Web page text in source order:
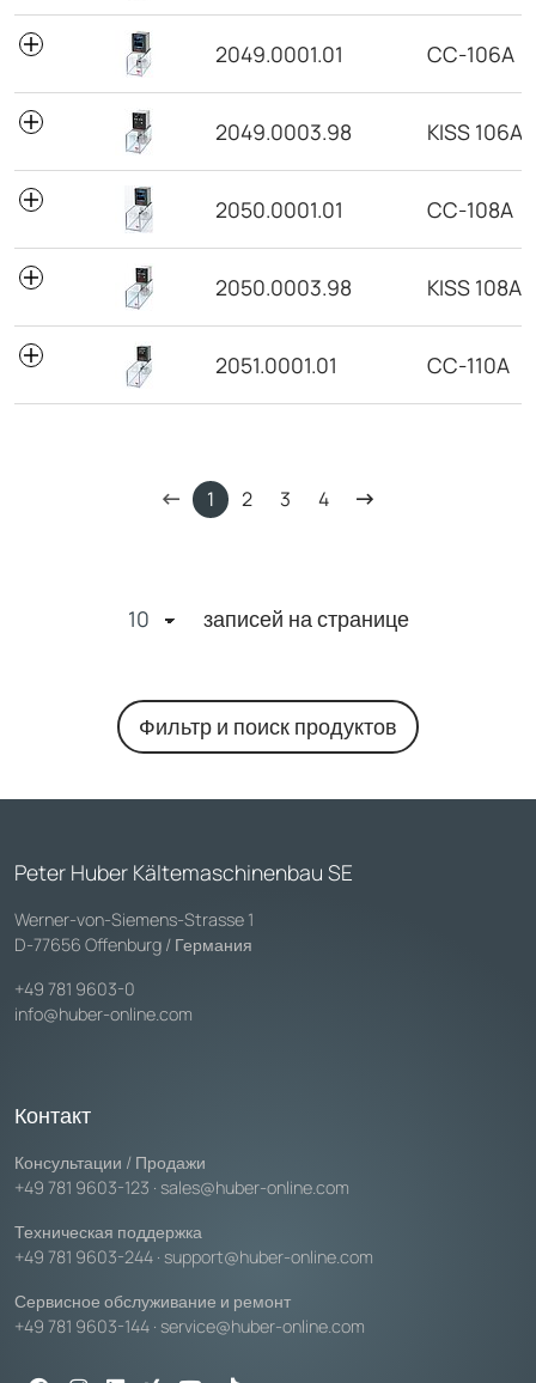
2049.0001.01 CC-106A
2049.0003.98 KISS 106A
2050.0001.01 CC-108A
2050.0003.98 KISS 108A
2051.0001.01 CC-110A
1 2 3 4
записей на странице
Фильтр и поиск продуктов
Peter Huber Kältemaschinenbau SE
Werner-von-Siemens-Strasse 1
D-77656 Offenburg / Германия
+49 781 9603-0
info@huber-online.com
Контакт
Консультации / Продажи
+49 781 9603-123 · sales@huber-online.com
Техническая поддержка
+49 781 9603-244 · support@huber-online.com
Сервисное обслуживание и ремонт
+49 781 9603-144 · service@huber-online.com